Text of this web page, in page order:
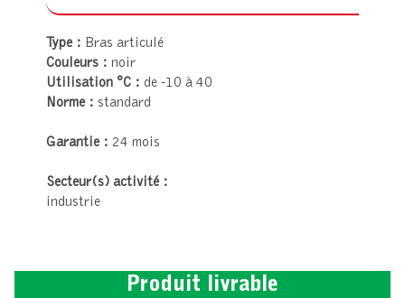
Type : Bras articulé
Couleurs : noir
Utilisation °C : de -10 à 40
Norme : standard
Garantie : 24 mois
Secteur(s) activité :
industrie
Produit livrable